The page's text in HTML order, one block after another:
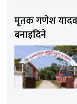
मृतक गणेश
बनाइदिने